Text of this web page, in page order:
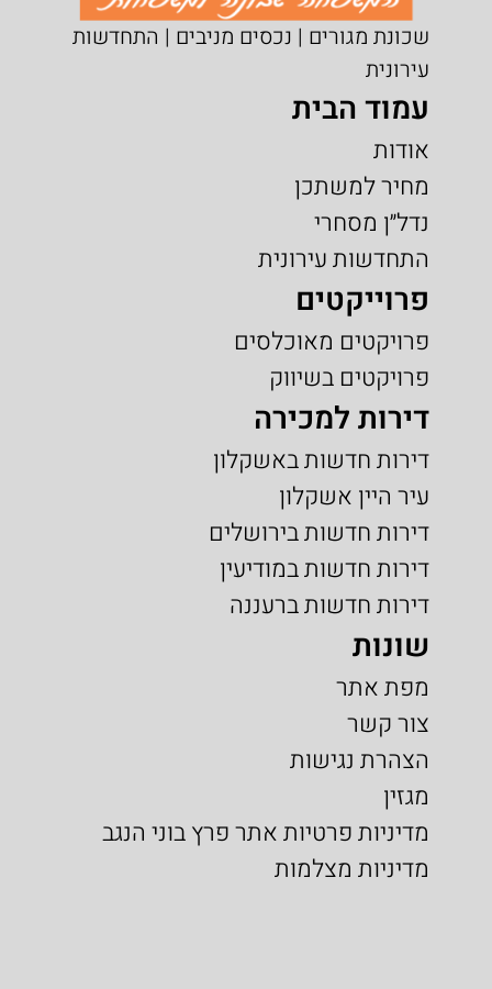
שכונת מגורים | נכסים מניבים | התחדשות
עירונית
עמוד הבית
אודות
מחיר למשתכן
נדל״ן מסחרי
התחדשות עירונית
פרוייקטים
פרויקטים מאוכלסים
פרויקטים בשיווק
דירות למכירה
דירות חדשות באשקלון
עיר היין אשקלון
דירות חדשות בירושלים
דירות חדשות במודיעין
דירות חדשות ברעננה
שונות
מפת אתר
צור קשר
הצהרת נגישות
מגזין
מדיניות פרטיות אתר פרץ בוני הנגב
מדיניות מצלמות